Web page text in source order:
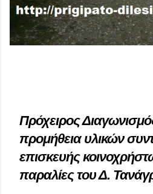
Πρόχειρος
προμήθεια υλικών
επισκευής
παραλίες του Δ.